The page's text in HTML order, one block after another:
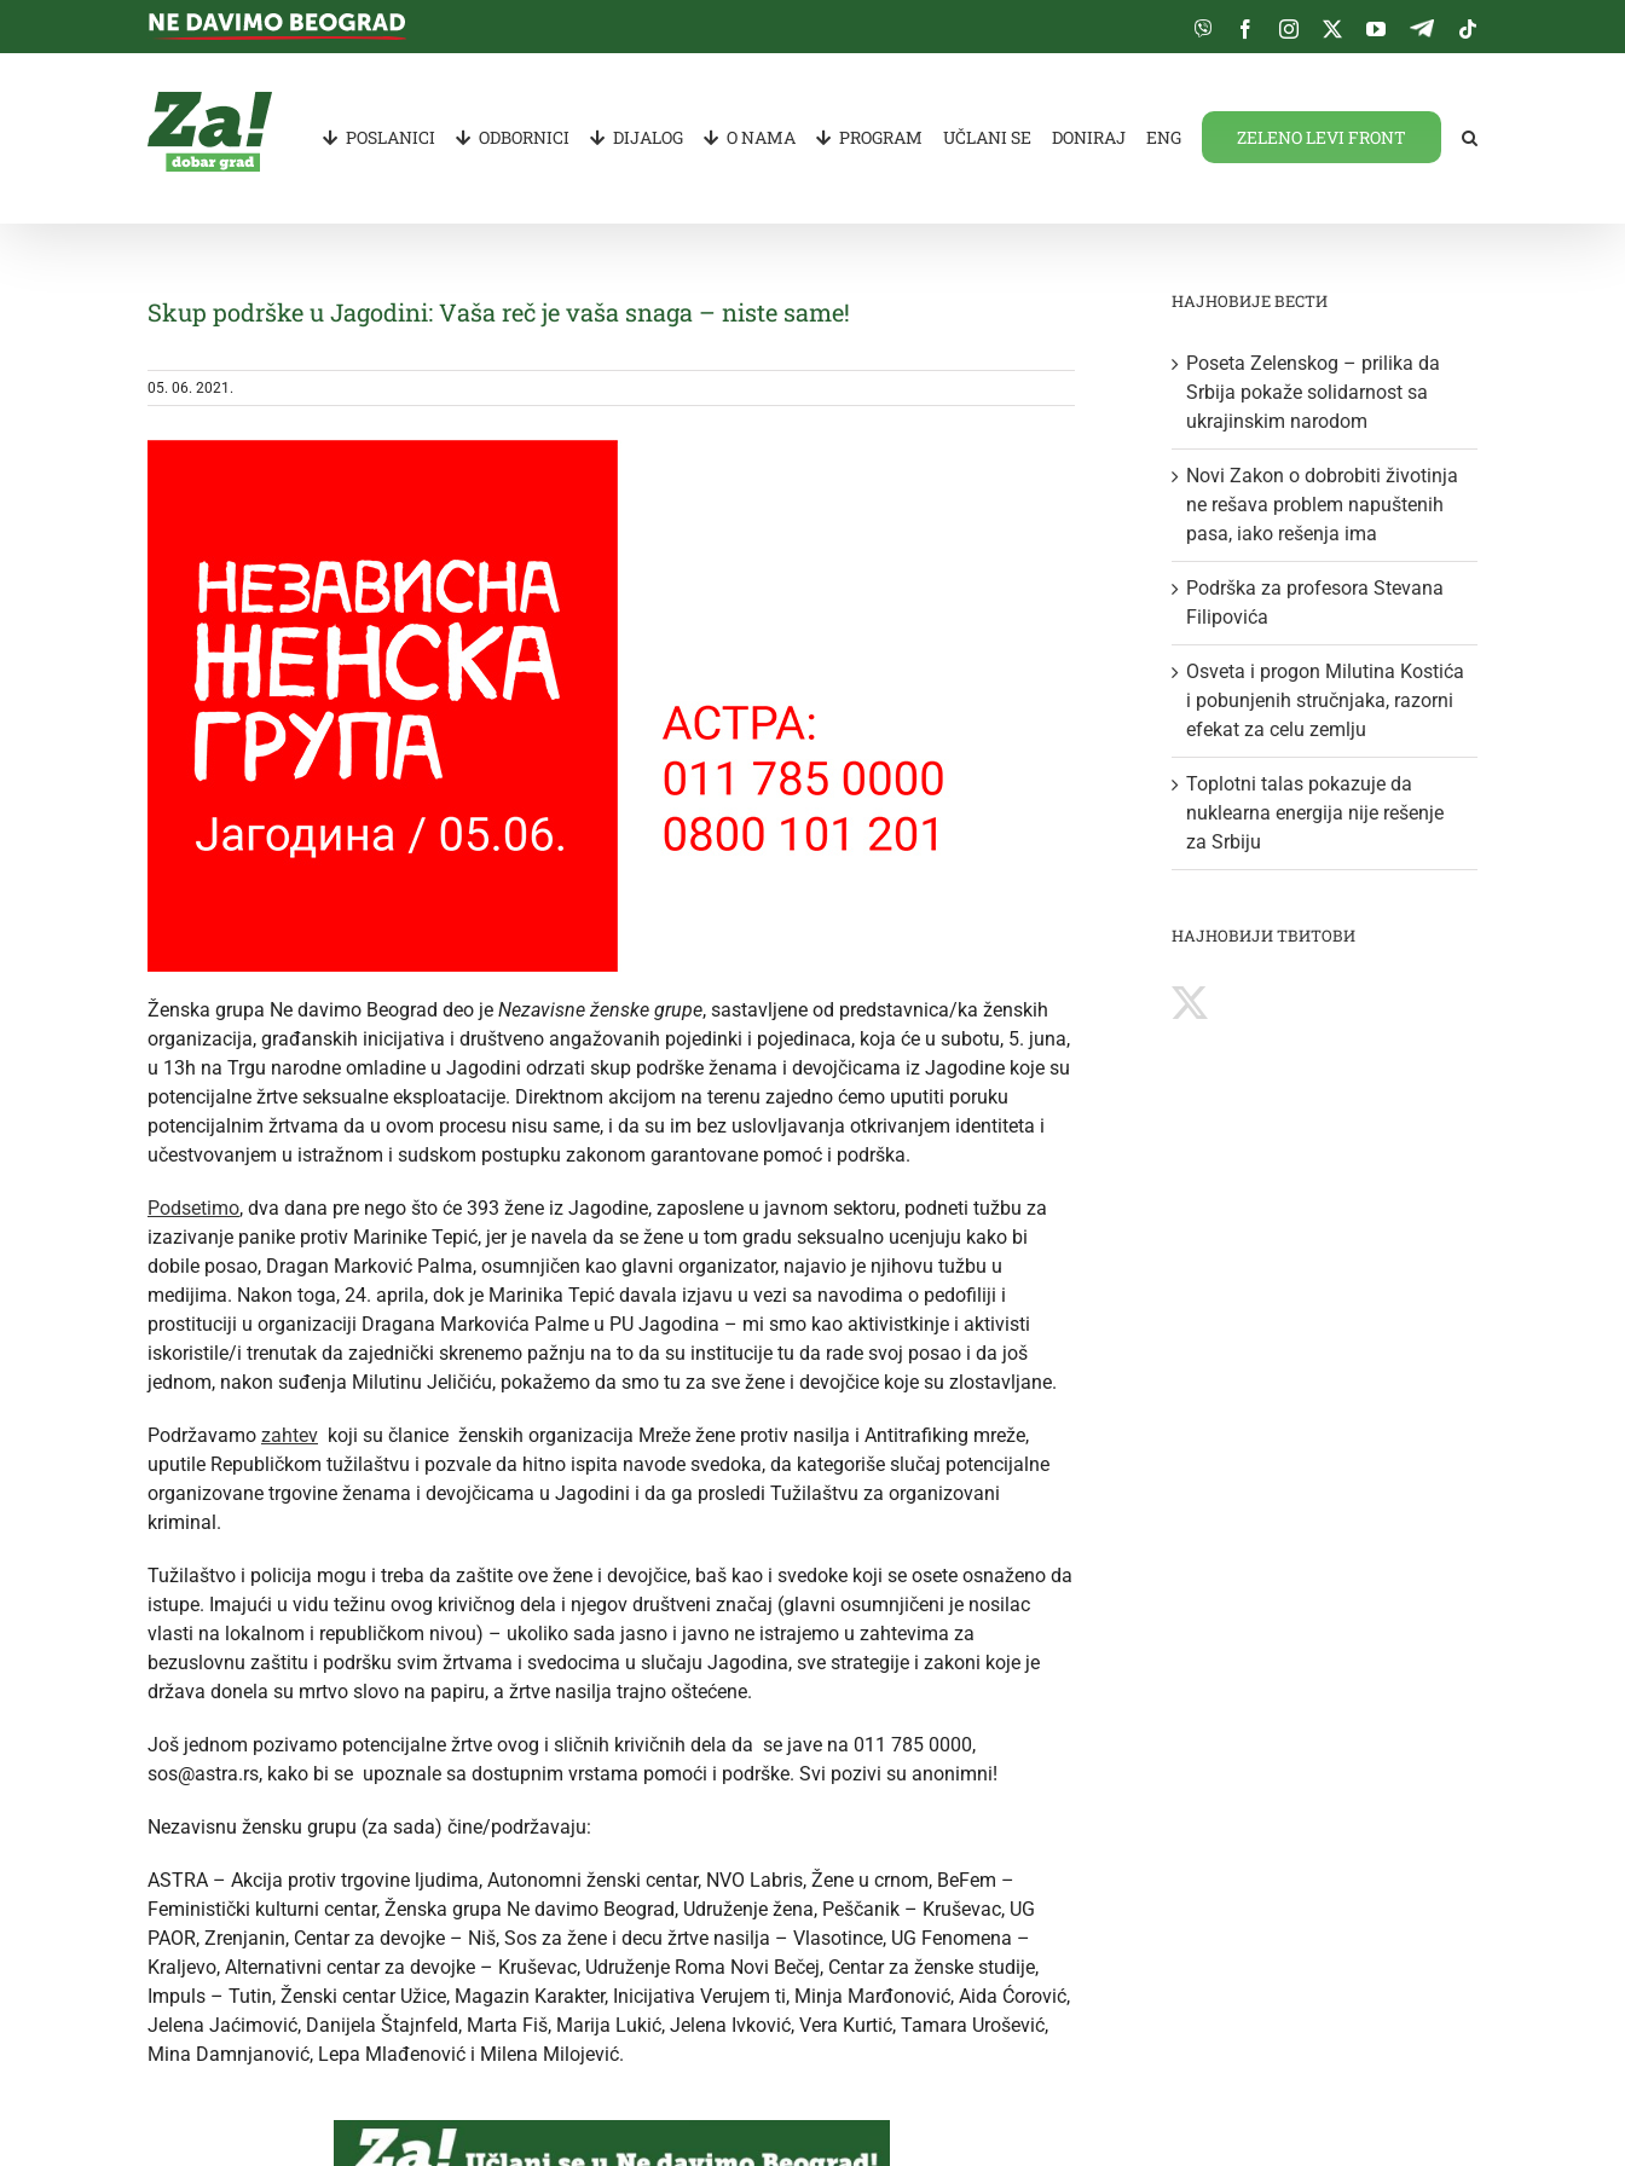
Viber FacebookInstagram
TwitterYouTube
Telegram
POSLANICI ODBORNICI DIJALOG O NAMA PROGRAM UČLANI SE DONIRAJ ENG ZELENO LEVI FRONT
Skup podrške u Jagodini: Vaša reč je vaša snaga – niste same!
05. 06. 2021.
Ženska grupa Ne davimo Beograd deo je Nezavisne ženske grupe, sastavljene od predstavnica/ka ženskih
organizacija, građanskih inicijativa i društveno angažovanih pojedinki i pojedinaca, koja će u subotu, 5. juna,
u 13h na Trgu narodne omladine u Jagodini odrzati skup podrške ženama i devojčicama iz Jagodine koje su
potencijalne žrtve seksualne eksploatacije. Direktnom akcijom na terenu zajedno ćemo uputiti poruku
potencijalnim žrtvama da u ovom procesu nisu same, i da su im bez uslovljavanja otkrivanjem identiteta i
učestvovanjem u istražnom i sudskom postupku zakonom garantovane pomoć i podrška.
Podsetimo, dva dana pre nego što će 393 žene iz Jagodine, zaposlene u javnom sektoru, podneti tužbu za
izazivanje panike protiv Marinike Tepić, jer je navela da se žene u tom gradu seksualno ucenjuju kako bi
dobile posao, Dragan Marković Palma, osumnjičen kao glavni organizator, najavio je njihovu tužbu u
medijima. Nakon toga, 24. aprila, dok je Marinika Tepić davala izjavu u vezi sa navodima o pedofiliji i
prostituciji u organizaciji Dragana Markovića Palme u PU Jagodina – mi smo kao aktivistkinje i aktivisti
iskoristile/i trenutak da zajednički skrenemo pažnju na to da su institucije tu da rade svoj posao i da još
jednom, nakon suđenja Milutinu Jeličiću, pokažemo da smo tu za sve žene i devojčice koje su zlostavljane.
Podržavamo zahtev koji su članice ženskih organizacija Mreže žene protiv nasilja i Antitrafiking mreže,
uputile Republičkom tužilaštvu i pozvale da hitno ispita navode svedoka, da kategoriše slučaj potencijalne
organizovane trgovine ženama i devojčicama u Jagodini i da ga prosledi Tužilaštvu za organizovani
kriminal.
Tužilaštvo i policija mogu i treba da zaštite ove žene i devojčice, baš kao i svedoke koji se osete osnaženo da
istupe. Imajući u vidu težinu ovog krivičnog dela i njegov društveni značaj (glavni osumnjičeni je nosilac
vlasti na lokalnom i republičkom nivou) – ukoliko sada jasno i javno ne istrajemo u zahtevima za
bezuslovnu zaštitu i podršku svim žrtvama i svedocima u slučaju Jagodina, sve strategije i zakoni koje je
država donela su mrtvo slovo na papiru, a žrtve nasilja trajno oštećene.
Još jednom pozivamo potencijalne žrtve ovog i sličnih krivičnih dela da se jave na 011 785 0000,
sos@astra.rs, kako bi se upoznale sa dostupnim vrstama pomoći i podrške. Svi pozivi su anonimni!
Nezavisnu žensku grupu (za sada) čine/podržavaju:
ASTRA – Akcija protiv trgovine ljudima, Autonomni ženski centar, NVO Labris, Žene u crnom, BeFem –
Feministički kulturni centar, Ženska grupa Ne davimo Beograd, Udruženje žena, Peščanik – Kruševac, UG
PAOR, Zrenjanin, Centar za devojke – Niš, Sos za žene i decu žrtve nasilja – Vlasotince, UG Fenomena –
Kraljevo, Alternativni centar za devojke – Kruševac, Udruženje Roma Novi Bečej, Centar za ženske studije,
Impuls – Tutin, Ženski centar Užice, Magazin Karakter, Inicijativa Verujem ti, Minja Marđonović, Aida Ćorović,
Jelena Jaćimović, Danijela Štajnfeld, Marta Fiš, Marija Lukić, Jelena Ivković, Vera Kurtić, Tamara Urošević,
Mina Damnjanović, Lepa Mlađenović i Milena Milojević.
НАЈНОВИЈЕ ВЕСТИ
Poseta Zelenskog – prilika da
Srbija pokaže solidarnost sa
ukrajinskim narodom
Novi Zakon o dobrobiti životinja
ne rešava problem napuštenih
pasa, iako rešenja ima
Podrška za profesora Stevana
Filipovića
Osveta i progon Milutina Kostića
i pobunjenih stručnjaka, razorni
efekat za celu zemlju
Toplotni talas pokazuje da
nuklearna energija nije rešenje
za Srbiju
НАЈНОВИЈИ ТВИТОВИ